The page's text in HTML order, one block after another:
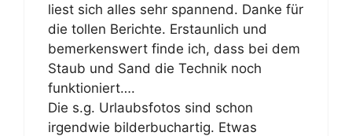
liest sich alles sehr spannend. Danke für
die tollen Berichte. Erstaunlich und
bemerkenswert finde ich, dass bei dem
Staub und Sand die Technik noch
funktioniert….
Die s.g. Urlaubsfotos sind schon
irgendwie bilderbuchartig. Etwas